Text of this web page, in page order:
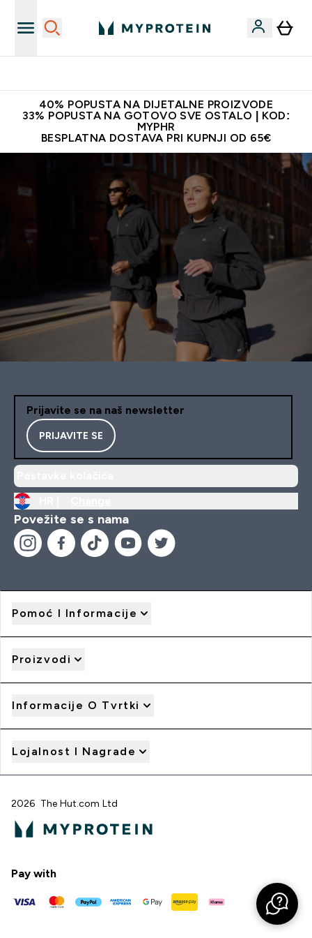
40% POPUSTA NA DIJETALNE PROIZVODE
33% POPUSTA NA GOTOVO SVE OSTALO | KOD:
MYPHR
BESPLATNA DOSTAVA PRI KUPNJI OD 65€
Prijavite se na naš newsletter
PRIJAVITE SE
Povežite se s nama
Pomoć I Informacije
Proizvodi
Informacije O Tvrtki
Lojalnost I Nagrade
2026 The Hut.com Ltd
Pay with